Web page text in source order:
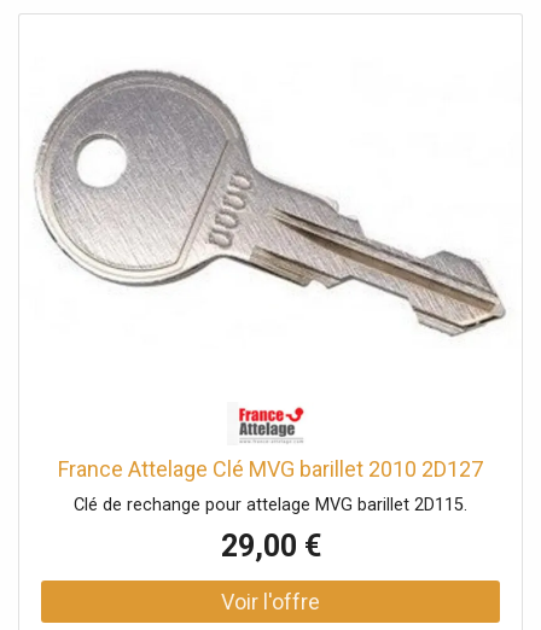
France Attelage Clé MVG barillet 2010 2D127
Clé de rechange pour attelage MVG barillet 2D115.
29,00 €